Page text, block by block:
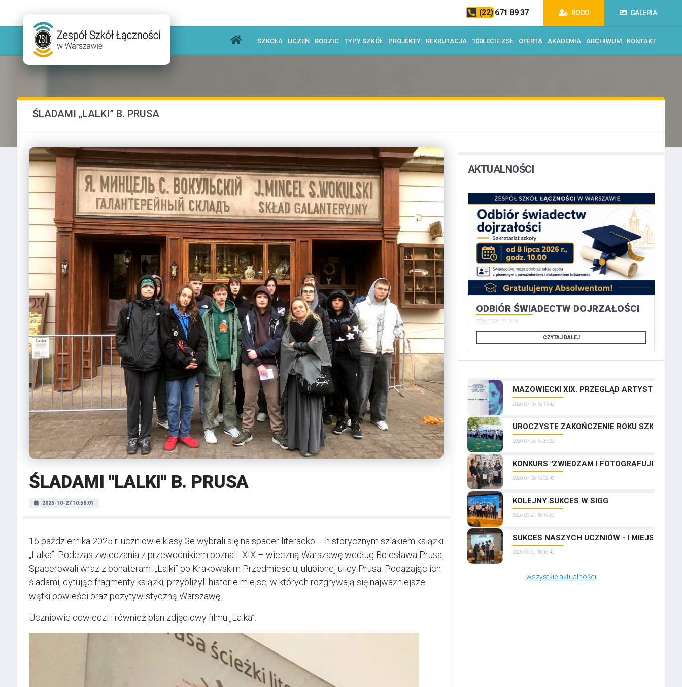
(22) 671 89 37 RODO GALERIA
SZKOŁA UCZEŃ RODZIC TYPY SZKÓŁ PROJEKTY REKRUTACJA 100LECIE ZSŁ OFERTA AKADEMIA ARCHIWUM KONTAKT
ŚLADAMI „LALKI” B. PRUSA
ŚLADAMI "LALKI" B. PRUSA
2025-10-27 10:58:01
16 października 2025 r. uczniowie klasy 3e wybrali się na spacer literacko – historycznym szlakiem książki
„Lalka”. Podczas zwiedzania z przewodnikiem poznali XIX – wieczną Warszawę według Bolesława Prusa.
Spacerowali wraz z bohaterami „Lalki” po Krakowskim Przedmieściu, ulubionej ulicy Prusa. Podążając ich
śladami, cytując fragmenty książki, przybliżyli historie miejsc, w których rozgrywają się najważniejsze
wątki powieści oraz pozytywistyczną Warszawę.
Uczniowie odwiedzili również plan zdjęciowy filmu „Lalka”.
AKTUALNOŚCI
ODBIÓR ŚWIADECTW DOJRZAŁOŚCI
2026-07-06 15:11:29
CZYTAJ DALEJ
MAZOWIECKI XIX. PRZEGLĄD
2026-07-06 15:11:42
UROCZYSTE ZAKOŃCZENIE ROKU
2026-07-06 15:37:26
KONKURS "ZWIEDZAM I FOTOGRAFUJĘ
2026-07-06 15:02:46
KOLEJNY SUKCES W SIGG
2026-06-21 18:19:50
SUKCES NASZYCH UCZNIÓW - I MIEJSCE W
2026-06-21 18:16:40
wszystkie aktualności